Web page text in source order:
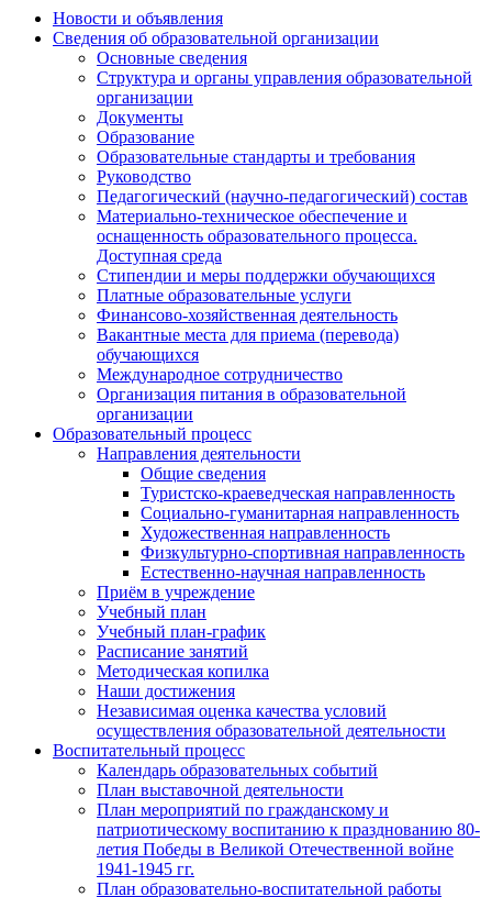
Новости и объявления
Сведения об образовательной организации
Основные сведения
Структура и органы управления образовательной
организации
Документы
Образование
Образовательные стандарты и требования
Руководство
Педагогический (научно-педагогический) состав
Материально-техническое обеспечение и
оснащенность образовательного процесса.
Доступная среда
Стипендии и меры поддержки обучающихся
Платные образовательные услуги
Финансово-хозяйственная деятельность
Вакантные места для приема (перевода)
обучающихся
Международное сотрудничество
Организация питания в образовательной
организации
Образовательный процесс
Направления деятельности
Общие сведения
Туристско-краеведческая направленность
Социально-гуманитарная направленность
Художественная направленность
Физкультурно-спортивная направленность
Естественно-научная направленность
Приём в учреждение
Учебный план
Учебный план-график
Расписание занятий
Методическая копилка
Наши достижения
Независимая оценка качества условий
осуществления образовательной деятельности
Воспитательный процесс
Календарь образовательных событий
План выставочной деятельности
План мероприятий по гражданскому и
патриотическому воспитанию к празднованию 80-
летия Победы в Великой Отечественной войне
1941-1945 гг.
План образовательно-воспитательной работы